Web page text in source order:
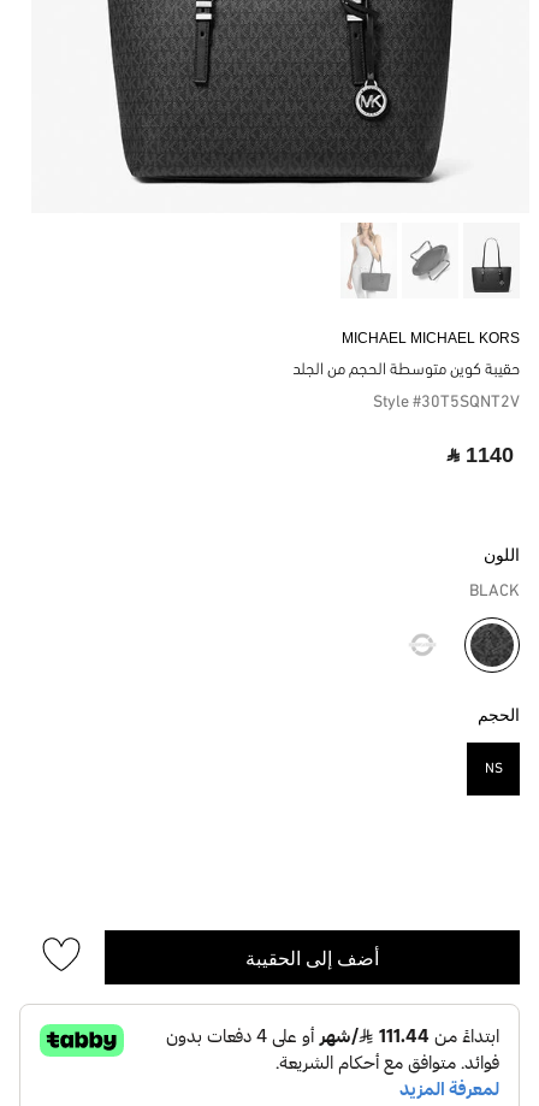
MICHAEL MICHAEL KORS
حقيبة كوين متوسطة الحجم من الجلد
Style #30T5SQNT2V
‎ ⃁ 1140 ‎
اللون
BLACK
مختار
الحجم
NS
أضف إلى الحقيبة